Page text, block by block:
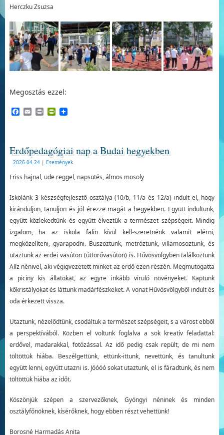
Herczku Zsuzsa
Megosztás ezzel:
Facebook
EmailPrintPrintFriendly
Erdőpedagógiai nap a Budai hegyekben
2026-04-24 | Események
Friss hajnal, üde reggel, napsütés, álmos mosoly
Iskolánk 3 készségfejlesztő osztálya (10/b, 11/a és 12/a) indult el, hogy
kiránduljon, tanuljon és jól érezze magát a hegyekben. Együtt indultunk,
együtt közlekedtünk és együtt élveztük a természet szépségeit. Mindig
izgalom, ha az iskola falin kívül kell-szeretnénk valamit elérni,
megközelíteni, gyarapodni. Buszoztunk, metróztunk, villamosoztunk, és
utaztunk az erdei vasúton (úttörővasúton) is. Hűvösvölgyben találkoztunk
Alíz nénivel, aki végigvezetett minket az erdő ezen részén. Megmutogatta
a piciny kis állatokat, az egyre inkább viruló növényeket. Kaptunk
kőkristályokat és láttunk madárfészkeket. A vonat Hűvösvölgyből indult és
oda érkezett vissza.
Utaztunk, nézelődtünk, csodáltuk a természet szépségeit, s a várost ebből
a perspektívából. Közben el voltunk foglalva a sok kreatív feladattal:
erdővel, madarakkal, fotózással. Az idő pedig csak repült, de mi nem
töltöttük hiába. Beszélgettünk, ettünk-ittunk, nevettünk, és tanultunk
együtt lenni, együtt utazni is. Jóóóó sokat utaztunk, el is fáradtunk, és nem
töltöttük hiába az időt.
Köszönjük szépen a szervezőknek, Gyöngyi néninek és minden
osztályfőnöknek, kísérőknek, hogy ebben részt vehettünk!
Borosné Harmadás Anita